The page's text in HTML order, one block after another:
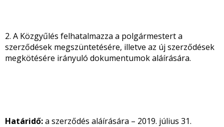
2. A Közgyűlés felhatalmazza a polgármestert a
szerződések megszüntetésére, illetve az új szerződések
megkötésére irányuló dokumentumok aláírására.
Határidő:a szerződés aláírására – 2019. július 31.